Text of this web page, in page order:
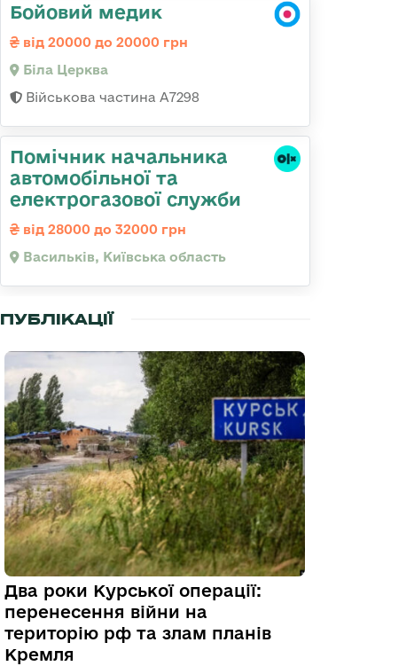
Бойовий медик
від 20000 до 20000 грн
Біла Церква
Військова частина А7298
Помічник начальника
автомобільної та
електрогазової служби
від 28000 до 32000 грн
Васильків, Київська область
ПУБЛІКАЦІЇ
Два роки Курської операції:
перенесення війни на
територію рф та злам планів
Кремля